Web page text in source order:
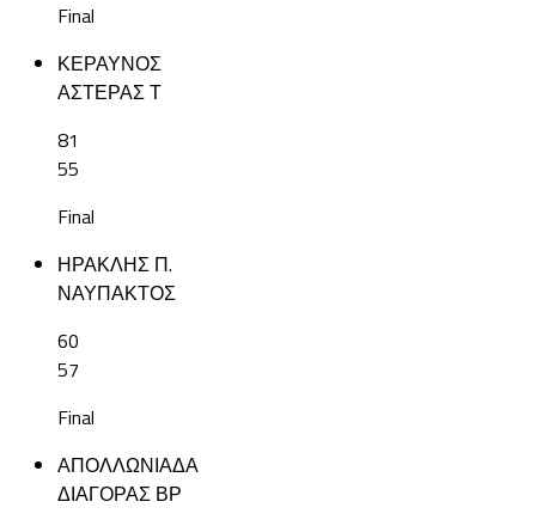
Final
ΚΕΡΑΥΝΟΣ
ΑΣΤΕΡΑΣ Τ
81
55
Final
ΗΡΑΚΛΗΣ Π.
ΝΑΥΠΑΚΤΟΣ
60
57
Final
ΑΠΟΛΛΩΝΙΑΔΑ
ΔΙΑΓΟΡΑΣ ΒΡ